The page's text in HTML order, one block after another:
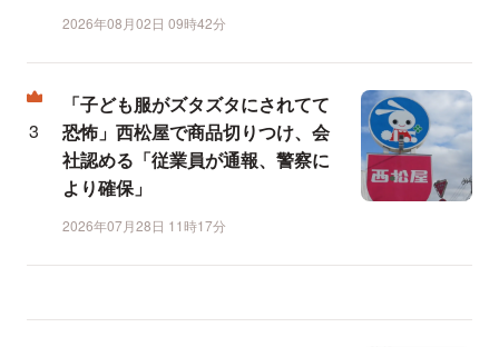
2026年08月02日 09時42分
「子ども服がズタズタにされてて
恐怖」西松屋で商品切りつけ、会
社認める「従業員が通報、警察に
より確保」
2026年07月28日 11時17分